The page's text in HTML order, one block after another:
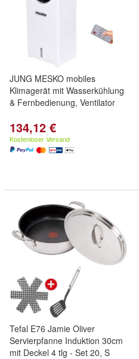
JUNG MESKO mobiles
Klimagerät mit Wasserkühlung
& Fernbedienung, Ventilator
134,12 €
Kostenloser Versand
Tefal E76 Jamie Oliver
Servierpfanne Induktion 30cm
mit Deckel 4 tlg - Set 20, S